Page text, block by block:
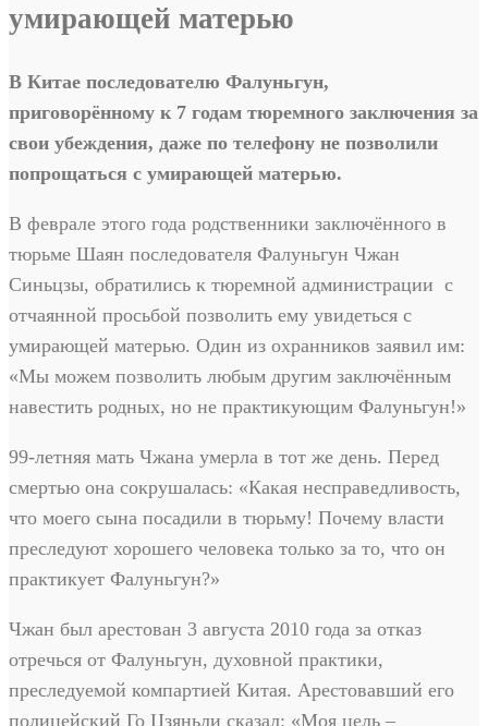
умирающей матерью
В Китае последователю Фалуньгун,
приговорённому к 7 годам тюремного заключения за
свои убеждения, даже по телефону не позволили
попрощаться с умирающей матерью.
В феврале этого года родственники заключённого в
тюрьме Шаян последователя Фалуньгун Чжан
Синьцзы, обратились к тюремной администрации с
отчаянной просьбой позволить ему увидеться с
умирающей матерью. Один из охранников заявил им:
«Мы можем позволить любым другим заключённым
навестить родных, но не практикующим Фалуньгун!»
99-летняя мать Чжана умерла в тот же день. Перед
смертью она сокрушалась: «Какая несправедливость,
что моего сына посадили в тюрьму! Почему власти
преследуют хорошего человека только за то, что он
практикует Фалуньгун?»
Чжан был арестован 3 августа 2010 года за отказ
отречься от Фалуньгун, духовной практики,
преследуемой компартией Китая. Арестовавший его
полицейский Го Цзяньли сказал: «Моя цель –